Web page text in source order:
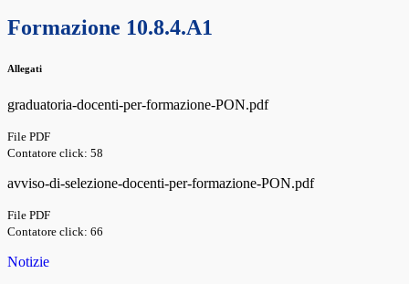
Formazione 10.8.4.A1
Allegati
graduatoria-docenti-per-formazione-PON.pdf
File PDF
Contatore click: 58
avviso-di-selezione-docenti-per-formazione-PON.pdf
File PDF
Contatore click: 66
Notizie